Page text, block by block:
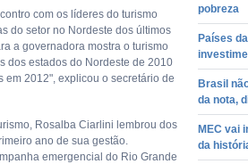
pobreza
Países
Brasil
da nota,
MEC vai
da
com os líderes do turismo
do setor no Nordeste dos últimos
a governadora mostra o turismo
dos estados do Nordeste de 2010
em 2012", explicou o secretário de
Rosalba Ciarlini lembrou dos
ano de sua gestão.
emergencial do Rio Grande